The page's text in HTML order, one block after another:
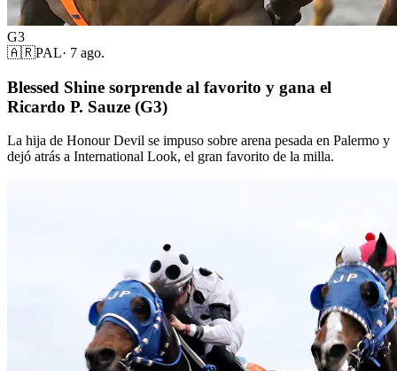
G3
🇦🇷PAL· 7 ago.
Blessed Shine sorprende al favorito y gana el
Ricardo P. Sauze (G3)
La hija de Honour Devil se impuso sobre arena pesada en Palermo y
dejó atrás a International Look, el gran favorito de la milla.